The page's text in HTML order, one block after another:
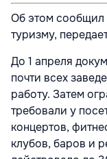
Об этом сообщил
туризму,
До 1 апреля
почти всех
работу. Затем
требовали у
концертов,
клубов, баров и